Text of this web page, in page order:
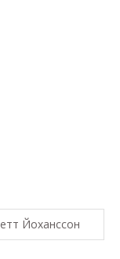
Йоханссон